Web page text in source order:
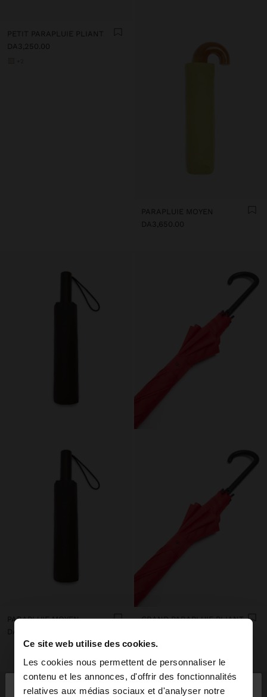
Ce site web utilise des cookies.
Les cookies nous permettent de personnaliser le
contenu et les annonces, d'offrir des fonctionnalités
relatives aux médias sociaux et d'analyser notre
bonjour ×
PETIT PARAPLUIE PLIANT
DA3,250.00
PARAPLUIE MOYEN
DA3,650.00
PARAPLUIE MOYEN
DA3,250.00
GRAND PARAPLUIE PLIANT
+1